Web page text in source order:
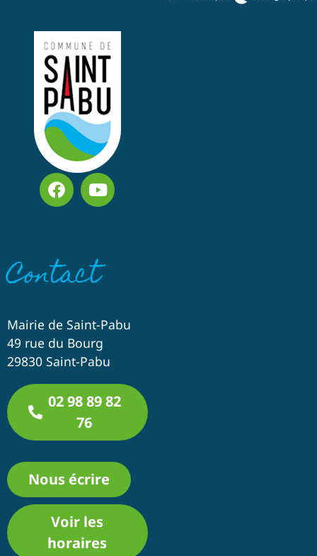
Contact
Mairie de Saint-Pabu
49 rue du Bourg
29830 Saint-Pabu
02 98 89 82
76
Nous écrire
Voir les
horaires